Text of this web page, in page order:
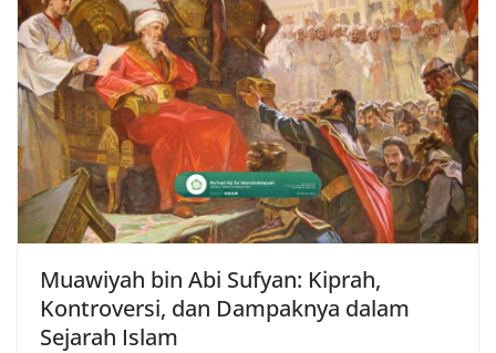
Muawiyah bin Abi Sufyan: Kiprah,
Kontroversi, dan Dampaknya dalam
Sejarah Islam